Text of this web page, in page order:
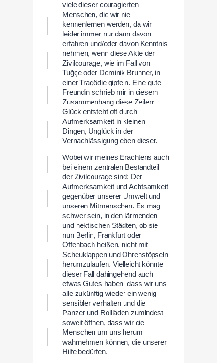
viele dieser couragierten
Menschen, die wir nie
kennenlernen werden, da wir
leider immer nur dann davon
erfahren und/oder davon Kenntnis
nehmen, wenn diese Akte der
Zivilcourage, wie im Fall von
Tuğçe oder Dominik Brunner, in
einer Tragödie gipfeln. Eine gute
Freundin schrieb mir in diesem
Zusammenhang diese Zeilen:
Glück entsteht oft durch
Aufmerksamkeit in kleinen
Dingen, Unglück in der
Vernachlässigung eben dieser.
Wobei wir meines Erachtens auch
bei einem zentralen Bestandteil
der Zivilcourage sind: Der
Aufmerksamkeit und Achtsamkeit
gegenüber unserer Umwelt und
unseren Mitmenschen. Es mag
schwer sein, in den lärmenden
und hektischen Städten, ob sie
nun Berlin, Frankfurt oder
Offenbach heißen, nicht mit
Scheuklappen und Ohrenstöpseln
herumzulaufen. Vielleicht könnte
dieser Fall dahingehend auch
etwas Gutes haben, dass wir uns
alle zukünftig wieder ein wenig
sensibler verhalten und die
Panzer und Rollläden zumindest
soweit öffnen, dass wir die
Menschen um uns herum
wahrnehmen können, die unserer
Hilfe bedürfen.